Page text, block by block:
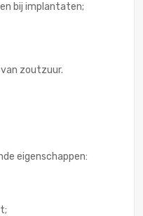
bij implantaten;
zoutzuur.
eigenschappen: